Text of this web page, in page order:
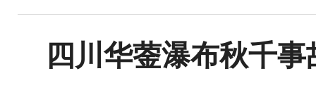
四川华蓥瀑布秋千